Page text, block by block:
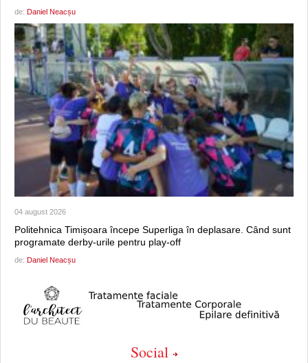
de: Daniel Neacșu
04 august 2026
Politehnica Timișoara începe Superliga în deplasare. Când sunt
programate derby-urile pentru play-off
de: Daniel Neacșu
Social